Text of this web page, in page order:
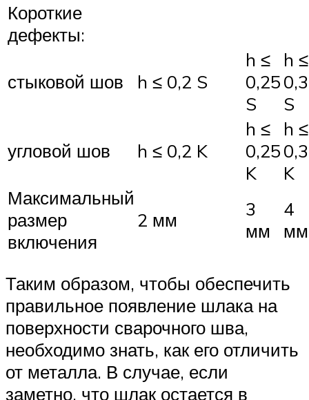
Короткие
дефекты:
стыковой шов h ≤ 0,2 S
h ≤
0,25
S
h ≤
0,3
S
угловой шов h ≤ 0,2 K
h ≤
0,25
K
h ≤
0,3
K
Максимальный
размер
включения
2 мм
3
мм
4
мм
Таким образом, чтобы обеспечить
правильное появление шлака на
поверхности сварочного шва,
необходимо знать, как его отличить
от металла. В случае, если
заметно, что шлак остается в